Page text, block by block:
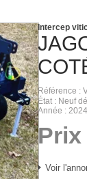
Intercep
Référence
État
Neuf
Année
2024
Prix
Voir